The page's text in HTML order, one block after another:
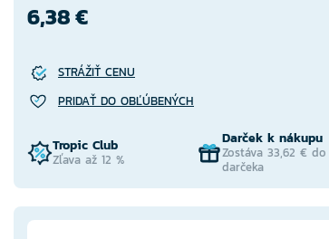
6,38 €
STRÁŽIŤ CENU
PRIDAŤ DO OBĽÚBENÝCH
Tropic Club
Zľava až 12 %
Darček k nákupu
Zostáva 33,62 € do
darčeka